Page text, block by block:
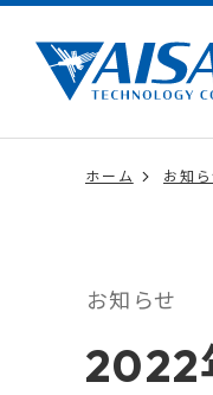
ホーム お知
お知らせ
2022